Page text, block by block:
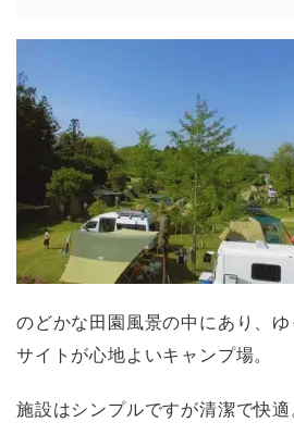
のどかな田園風景の中にあり、
サイトが心地よいキャンプ場。
施設はシンプルですが清潔で快適